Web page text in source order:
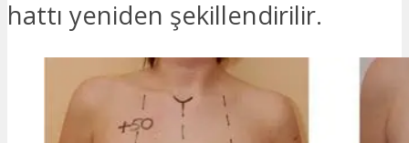
hattı yeniden şekillendirilir.